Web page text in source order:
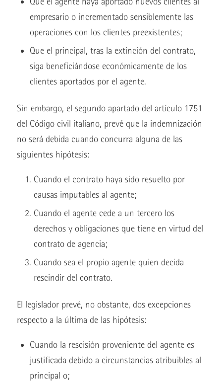
empresario o incrementado sensiblemente las
operaciones con los clientes preexistentes;
Que el principal, tras la extinción del contrato,
siga beneficiándose económicamente de los
clientes aportados por el agente.
Sin embargo, el segundo apartado del artículo 1751
del Código civil italiano, prevé que la indemnización
no será debida cuando concurra alguna de las
siguientes hipótesis:
Cuando el contrato haya sido resuelto por
causas imputables al agente;
Cuando el agente cede a un tercero los
derechos y obligaciones que tiene en virtud del
contrato de agencia;
Cuando sea el propio agente quien decida
rescindir del contrato.
El legislador prevé, no obstante, dos excepciones
respecto a la última de las hipótesis:
Cuando la rescisión proveniente del agente es
justificada debido a circunstancias atribuibles al
principal o;